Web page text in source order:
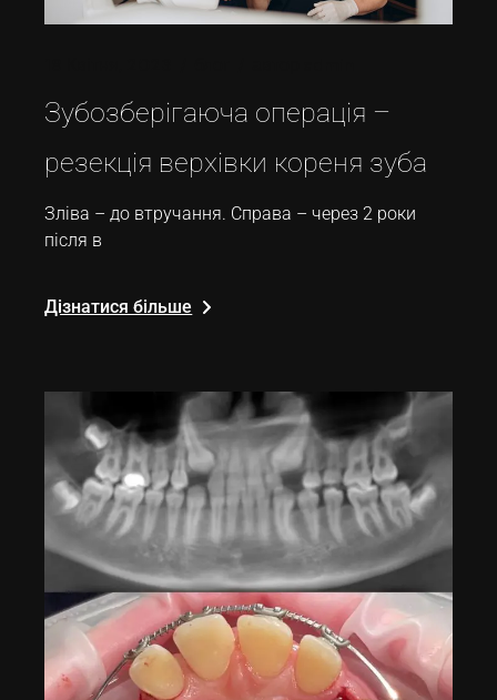
Зубозберігаюча операція –
резекція верхівки кореня зуба
Зліва – до втручання. Справа – через 2 роки
після в
Дізнатися більше